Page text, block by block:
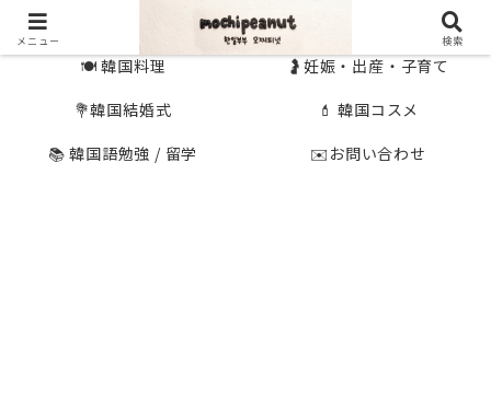
🍽 韓国料理
🤰妊娠・出産・子育て
💐韓国結婚式
💄 韓国コスメ
📚 韓国語勉強 / 留学
✉️お問い合わせ
メニュー 検索